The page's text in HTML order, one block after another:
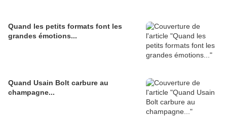
Quand les petits formats font les
grandes émotions...
Quand Usain Bolt carbure au
champagne...